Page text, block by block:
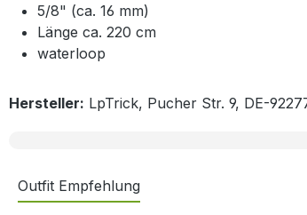
5/8" (ca. 16 mm)
Länge ca. 220 cm
waterloop
Hersteller: LpTrick, Pucher Str. 9, DE-
Outfit Empfehlung